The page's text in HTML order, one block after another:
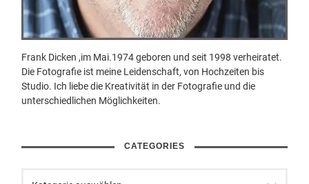
Frank Dicken ,im Mai.1974 geboren und seit 1998 verheiratet.
Die Fotografie ist meine Leidenschaft, von Hochzeiten bis
Studio. Ich liebe die Kreativität in der Fotografie und die
unterschiedlichen Möglichkeiten.
CATEGORIES